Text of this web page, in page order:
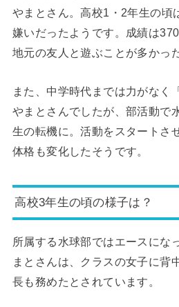
やまとさん。高校1・2年生の頃
嫌いだったようです。成績は
地元の友人と遊ぶことが多かっ
また、中学時代までは力がなく
やまとさんでしたが、部活動で
生の転機に。活動をスタートさ
体格も変化したそうです。
高校3年生の頃の様子は？
所属する水球部ではエースにな
まとさんは、クラスの女子に背
長も務めたとされています。